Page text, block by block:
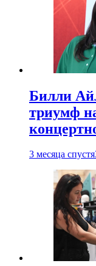
Билли
триумф
3 месяца спустя